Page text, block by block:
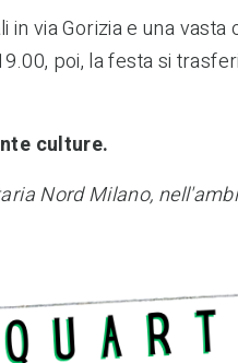
via Gorizia e una
poi, la festa si
e culture.
Nord Milano,